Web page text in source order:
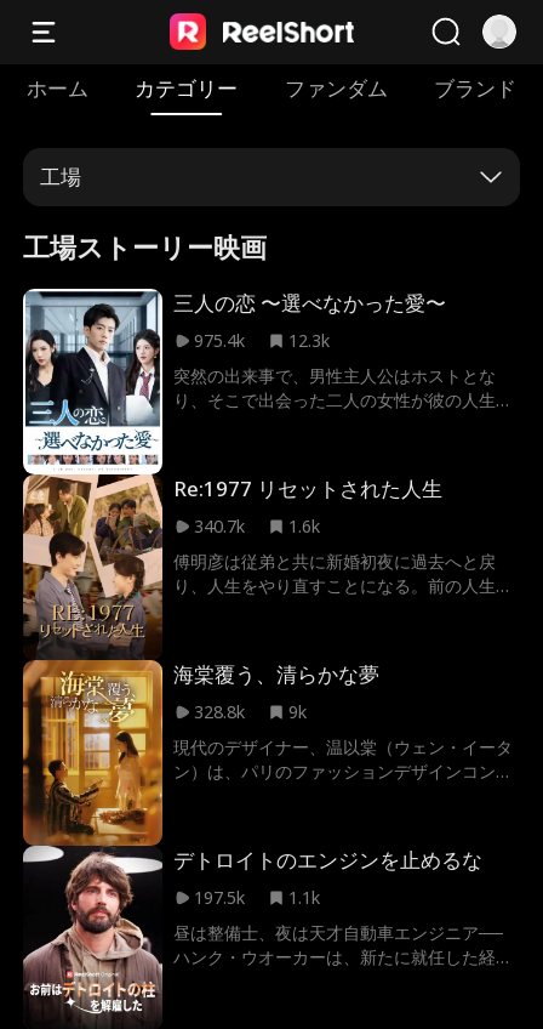
ホーム カテゴリー ファンダム ブランド
工場
工場ストーリー映画
三人の恋 〜選べなかった愛〜
975.4k
12.3k
突然の出来事で、男性主人公はホストとな
り、そこで出会った二人の女性が彼の人生に
Re:1977 リセットされた人生
340.7k
1.6k
傅明彦は従弟と共に新婚初夜に過去へと戻
り、人生をやり直すことになる。前の人生で
生で、従弟は結婚相手を入れ替えようとする
が、その結果、傅明彦の暮らしはますます良
したまま嫁いできたことを知って激しく後悔
する。
海棠覆う、清らかな夢
328.8k
9k
現代のデザイナー、温以棠（ウェン・イータ
ン）は、パリのファッションデザインコンテ
し、周囲からの評判も最悪。更に程雪（チェ
ン・シエ）は女主人の座を虎視眈々と狙う。
を彼女は変えていく。
デトロイトのエンジンを止めるな
197.5k
1.1k
昼は整備士、夜は天才自動車エンジニア──
ハンク・ウオーカーは、新たに就任した経営